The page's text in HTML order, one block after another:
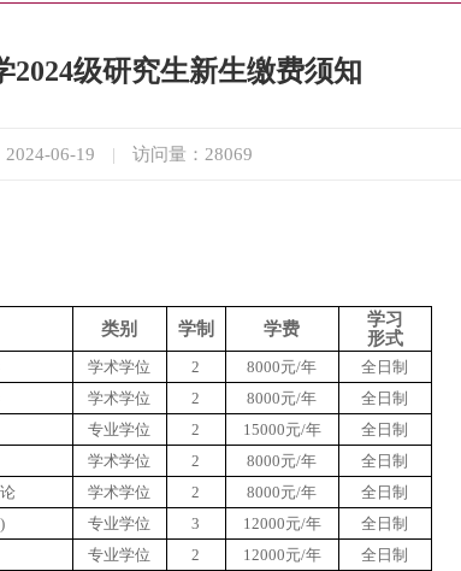
2024级研究生新生缴费须知
2024-06-19 | 访问量： 28069
类别 学制 学费
学习
形式
学术学位 2 8000元/年
全日制
学术学位 2 8000元/年
全日制
专业学位 2 15000元/年
全日制
学术学位 2 8000元/年
全日制
学术学位 2 8000元/年
全日制
专业学位 3 12000元/年
全日制
专业学位 2 12000元/年
全日制